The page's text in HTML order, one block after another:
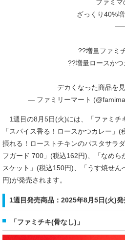
ファミマ
ざっくり40%
??増量ファミ
??増量ロースかつ
デカくなった商品を
— ファミリーマート
1週目の8月5日(火)には、「ファミチ
「スパイス香る！ロースかつカレー」
摂れる！ローストチキンのパスタサラ
フガード 700」(税込162円)、「なめら
スケット」(税込150円)、「うす焼せん
円)が発売されます。
1週目発売商品：2025年8月5日(火)発
「ファミチキ(骨なし)」